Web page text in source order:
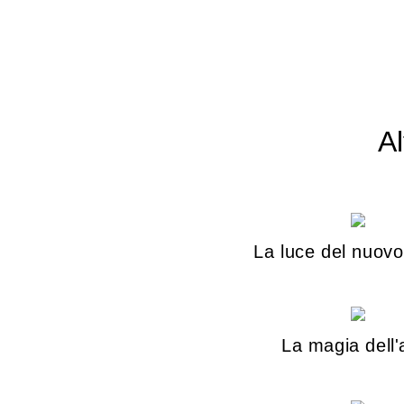
La luce del
La magia